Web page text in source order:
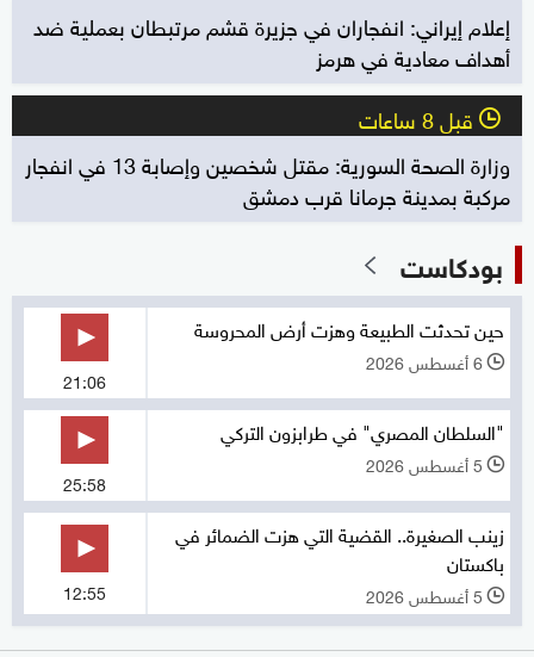
إعلام إيراني: انفجاران في جزيرة قشم مرتبطان بعملية ضد
أهداف معادية في هرمز
l قبل 8 ساعات
وزارة الصحة السورية: مقتل شخصين وإصابة 13 في انفجار
مركبة بمدينة جرمانا قرب دمشق
بودكاست
حين تحدثت الطبيعة وهزت أرض المحروسة
l 6 أغسطس 2026
21:06
"السلطان المصري" في طرابزون التركي
l 5 أغسطس 2026
25:58
زينب الصغيرة.. القضية التي هزت الضمائر في
باكستان
l 5 أغسطس 2026 12:55